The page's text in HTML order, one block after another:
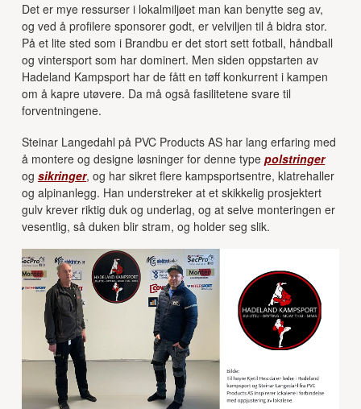
Det er mye ressurser i lokalmiljøet man kan benytte seg av,
og ved å profilere sponsorer godt, er velviljen til å bidra stor.
På et lite sted som i Brandbu er det stort sett fotball, håndball
og vintersport som har dominert. Men siden oppstarten av
Hadeland Kampsport har de fått en tøff konkurrent i kampen
om å kapre utøvere. Da må også fasilitetene svare til
forventningene.
Steinar Langedahl på PVC Products AS har lang erfaring med
å montere og designe løsninger for denne typepolstringer
ogsikringer, og har sikret flere kampsportsentre, klatrehaller
og alpinanlegg. Han understreker at et skikkelig prosjektert
gulv krever riktig duk og underlag, og at selve monteringen er
vesentlig, så duken blir stram, og holder seg slik.